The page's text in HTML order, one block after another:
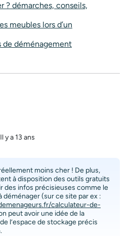
? démarches, conseils,
meubles lors d’un
de déménagement
Il y a 13 ans
moins cher ! De plus,
à disposition des outils gratuits
des infos précisieuses comme le
déménager (sur ce site par ex :
calculateur-de-
peut avoir une idée de la
l’espace de stockage précis